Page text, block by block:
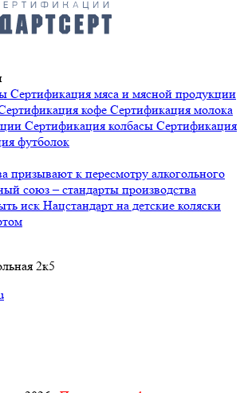
Сертификация мяса и мясной продукции
кофе Сертификация молока
Сертификация колбасы Сертификация
футболок
призывают к пересмотру алкогольного
союз – стандарты производства
иск Нацстандарт на детские коляски
2к5